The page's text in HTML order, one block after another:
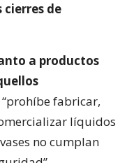
cierres de
a productos
fabricar,
líquidos
no cumplan